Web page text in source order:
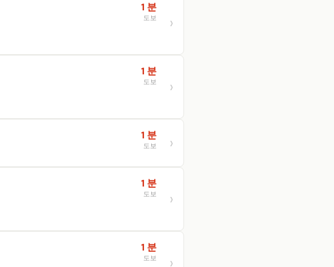
1 분
도보
1 분
도보
1 분
도보
1 분
도보
1 분
도보